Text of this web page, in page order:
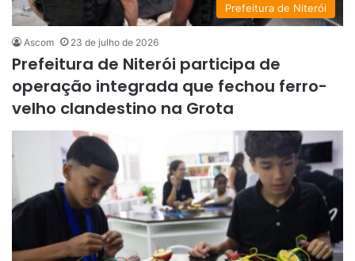
Prefeitura de Niterói
Ascom 23 de julho de 2026
Prefeitura de Niterói participa de
operação integrada que fechou ferro-
velho clandestino na Grota